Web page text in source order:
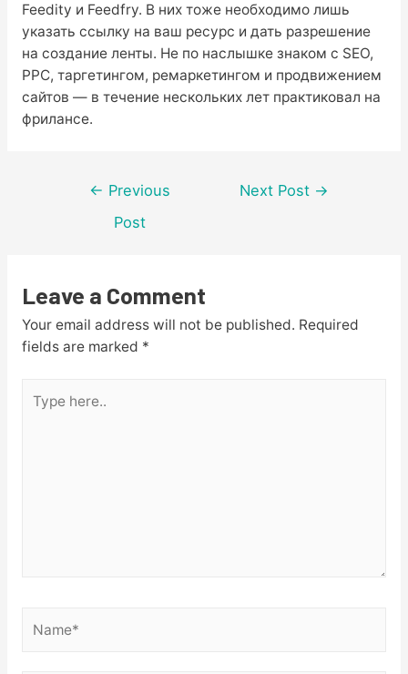
Feedity и Feedfry. В них тоже необходимо лишь
указать ссылку на ваш ресурс и дать разрешение
на создание ленты. Не по наслышке знаком с SEO,
PPC, таргетингом, ремаркетингом и продвижением
сайтов — в течение нескольких лет практиковал на
фрилансе.
Post
navigation
← Previous
Post
Next Post →
Leave a Comment
Your email address will not be published. Required
fields are marked *
here..